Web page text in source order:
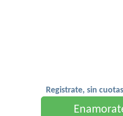
Registrate, sin